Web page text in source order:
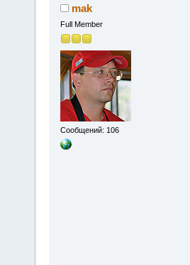
mak
Full Member
Сообщений: 106